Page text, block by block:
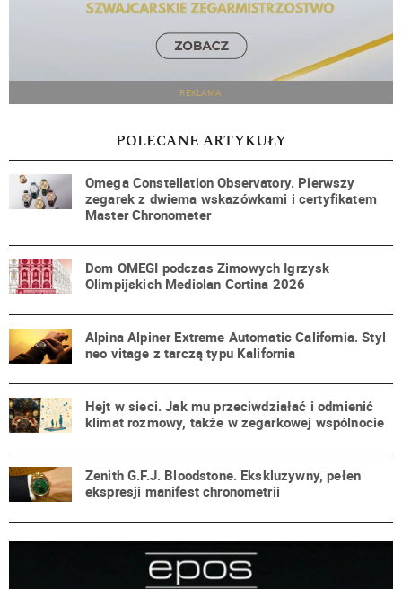
REKLAMA
POLECANE ARTYKUŁY
Omega Constellation Observatory. Pierwszy
zegarek z dwiema wskazówkami i certyfikatem
Master Chronometer
Dom OMEGI podczas Zimowych Igrzysk
Olimpijskich Mediolan Cortina 2026
Alpina Alpiner Extreme Automatic California. Styl
neo vitage z tarczą typu Kalifornia
Hejt w sieci. Jak mu przeciwdziałać i odmienić
klimat rozmowy, także w zegarkowej wspólnocie
Zenith G.F.J. Bloodstone. Ekskluzywny, pełen
ekspresji manifest chronometrii